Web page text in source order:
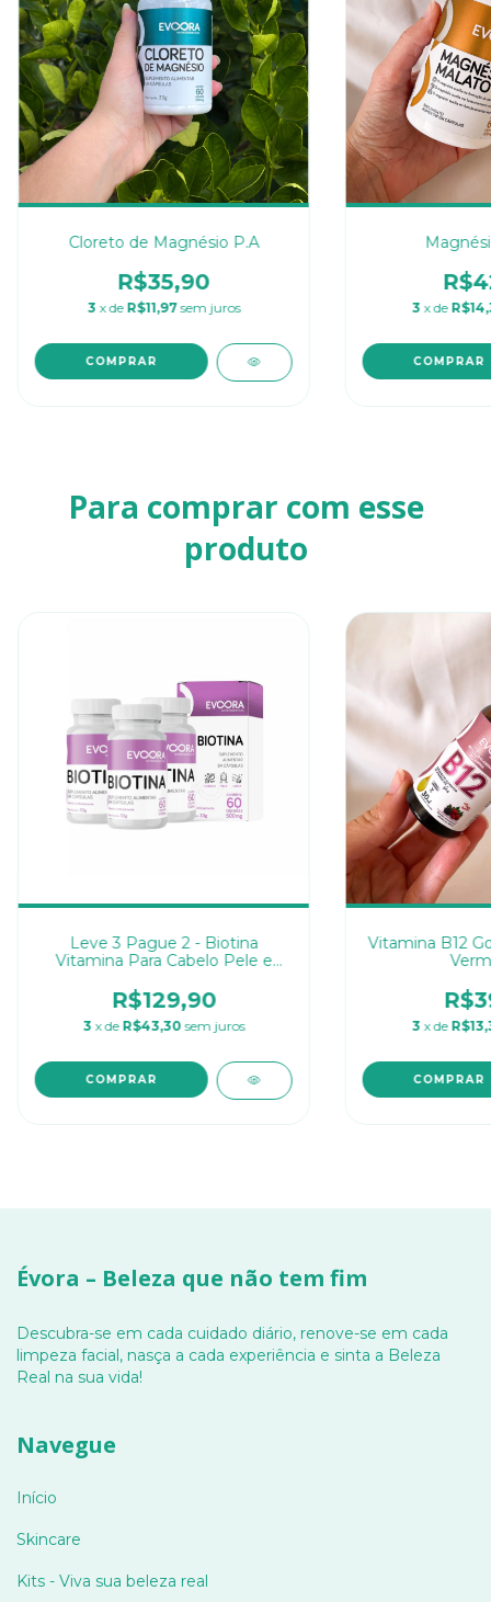
Cloreto de Magnésio P.A
R$35,90
3 x de R$11,97 sem juros 3 x de
Para comprar com esse
produto
Leve 3 Pague 2 - Biotina
Vitamina Para Cabelo Pele e
R$129,90
3 x de R$43,30 sem juros
Vitamina B12
3 x de
Évora – Beleza que não tem fim
Descubra-se em cada cuidado diário, renove-se em cada
limpeza facial, nasça a cada experiência e sinta a Beleza
Real na sua vida!
Navegue
Início
Skincare
Kits - Viva sua beleza real